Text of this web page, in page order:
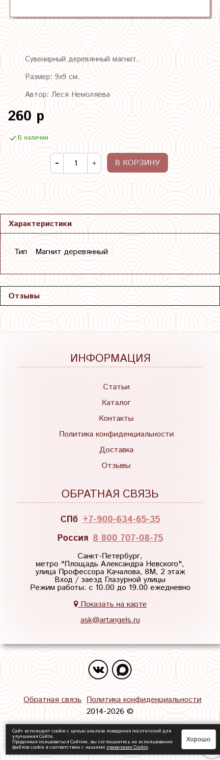
Сувенирный деревянный магнит.
Размер: 9х9 см.
Автор: Леся Немоляева
260 р
В наличии
В КОРЗИНУ
Характеристики
Тип Магнит деревянный
Отзывы
ИНФОРМАЦИЯ
Статьи
Каталог
Контакты
Политика конфиденциальности
Доставка
Отзывы
ОБРАТНАЯ СВЯЗЬ
СПб +7-900-634-65-35
Россия 8 800 707-08-75
Санкт-Петербург,
метро "Площадь Александра Невского",
улица Профессора Качалова, 8М, 2 этаж
Вход / заезд Глазурной улицы
Режим работы: с 10.00 до 19.00 ежедневно
Показать на карте
ask@artangels.ru
Обратная связь Политика конфиденциальности
2014-2026 ©
Сайт использует cookie с целью анализа поведения посетителей для
улучшения Сайта.
Продолжая пользоваться Сайтом, вы соглашаетесь на использование
файлов cookie в соответствии с нашими правилами Сookie.
Хорошо